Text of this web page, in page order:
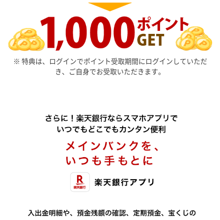
※ 特典は、ログインでポイント受取期間にログインしていただ
き、ご自身でお受取いただきます。